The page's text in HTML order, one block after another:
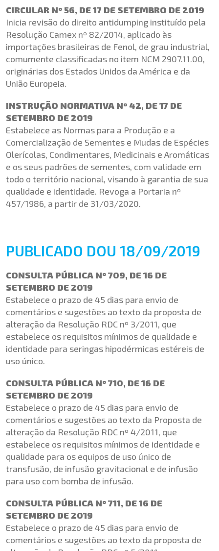
CIRCULAR Nº 56, DE 17 DE SETEMBRO DE 2019
Inicia revisão do direito antidumping instituído pela
Resolução Camex nº 82/2014, aplicado às
importações brasileiras de Fenol, de grau industrial,
comumente classificadas no item NCM 2907.11.00,
originárias dos Estados Unidos da América e da
União Europeia.
INSTRUÇÃO NORMATIVA Nº 42, DE 17 DE
SETEMBRO DE 2019
Estabelece as Normas para a Produção e a
Comercialização de Sementes e Mudas de Espécies
Olerícolas, Condimentares, Medicinais e Aromáticas
e os seus padrões de sementes, com validade em
todo o território nacional, visando à garantia de sua
qualidade e identidade. Revoga a Portaria nº
457/1986, a partir de 31/03/2020.
PUBLICADO DOU 18/09/2019
CONSULTA PÚBLICA Nº 709, DE 16 DE
SETEMBRO DE 2019
Estabelece o prazo de 45 dias para envio de
comentários e sugestões ao texto da proposta de
alteração da Resolução RDC nº 3/2011, que
estabelece os requisitos mínimos de qualidade e
identidade para seringas hipodérmicas estéreis de
uso único.
CONSULTA PÚBLICA Nº 710, DE 16 DE
SETEMBRO DE 2019
Estabelece o prazo de 45 dias para envio de
comentários e sugestões ao texto da Proposta de
alteração da Resolução RDC nº 4/2011, que
estabelece os requisitos mínimos de identidade e
qualidade para os equipos de uso único de
transfusão, de infusão gravitacional e de infusão
para uso com bomba de infusão.
CONSULTA PÚBLICA Nº 711, DE 16 DE
SETEMBRO DE 2019
Estabelece o prazo de 45 dias para envio de
comentários e sugestões ao texto da proposta de